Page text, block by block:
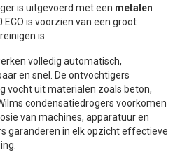
is uitgevoerd met een metalen
ECO is voorzien van een groot
is.
volledig automatisch,
en snel. De ontvochtigers
vocht uit materialen zoals beton,
condensatiedrogers voorkomen
van machines, apparatuur en
garanderen in elk opzicht effectieve